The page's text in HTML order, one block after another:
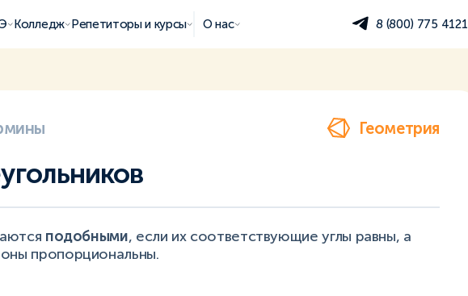
Колледж Репетиторы и курсы О нас 8 (800) 775 4121
Геометрия
подобными, если их соответствующие углы равны, а
пропорциональны.